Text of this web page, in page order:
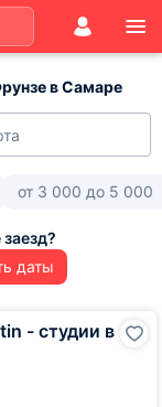
в Самаре
от 3 000 до 5 000
даты
- студии в